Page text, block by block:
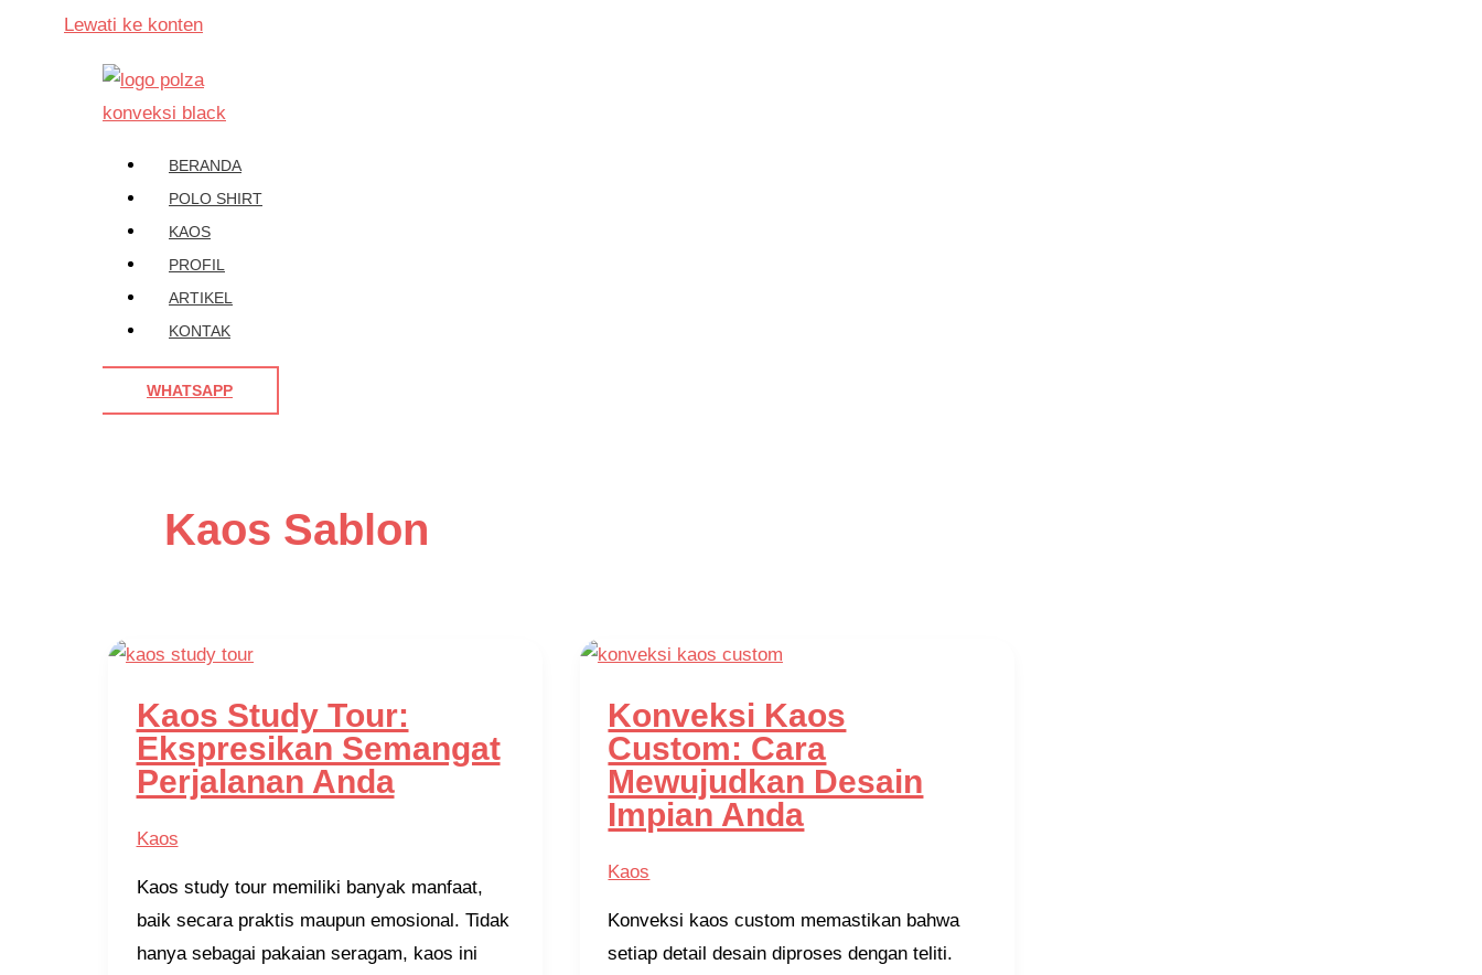
Lewati ke konten
BERANDA
POLO SHIRT
KAOS
PROFIL
ARTIKEL
KONTAK
WHATSAPP
Kaos Sablon
Kaos Study Tour:
Ekspresikan Semangat
Perjalanan Anda
Kaos
Kaos study tour memiliki banyak manfaat,
baik secara praktis maupun emosional. Tidak
hanya sebagai pakaian seragam, kaos ini
Konveksi Kaos
Custom: Cara
Mewujudkan Desain
Impian Anda
Kaos
Konveksi kaos custom memastikan bahwa
setiap detail desain diproses dengan teliti.